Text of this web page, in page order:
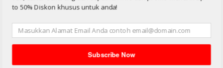
HT UHF MOTOTRBO XiR P6620i
UHF 403-527Mhz, 4w
to 50% Diskon khusus untuk anda!
Subscribe Now